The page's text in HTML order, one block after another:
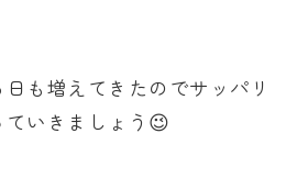
も増えてきたのでサッパリ
いきましょう😉